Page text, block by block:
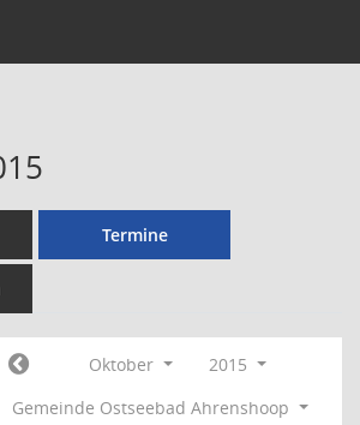
Termine
Oktober
2015
Gemeinde Ostseebad Ahrenshoop